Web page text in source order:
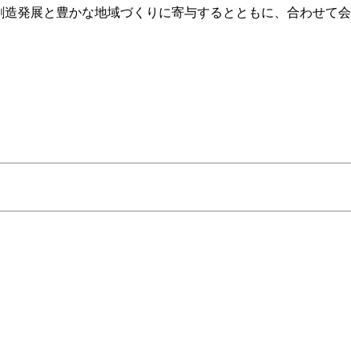
発展と豊かな地域づくりに寄与するとともに、合わせて